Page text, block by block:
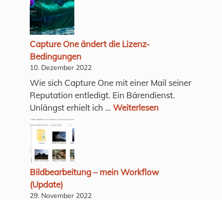
Capture One ändert die Lizenz-
Bedingungen
10. Dezember 2022
Wie sich Capture One mit einer Mail seiner
Reputation entledigt. Ein Bärendienst.
Unlängst erhielt ich ... Weiterlesen
Bildbearbeitung – mein Workflow
(Update)
29. November 2022